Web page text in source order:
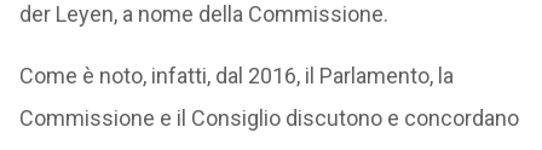
der Leyen, a nome della Commissione.
Come è noto, infatti, dal 2016, il Parlamento, la
Commissione e il Consiglio discutono e concordano